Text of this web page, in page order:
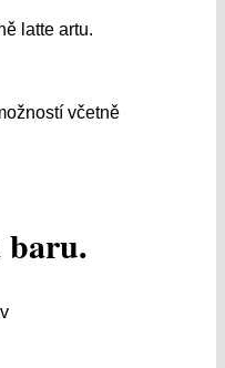
latte artu.
včetně
baru.